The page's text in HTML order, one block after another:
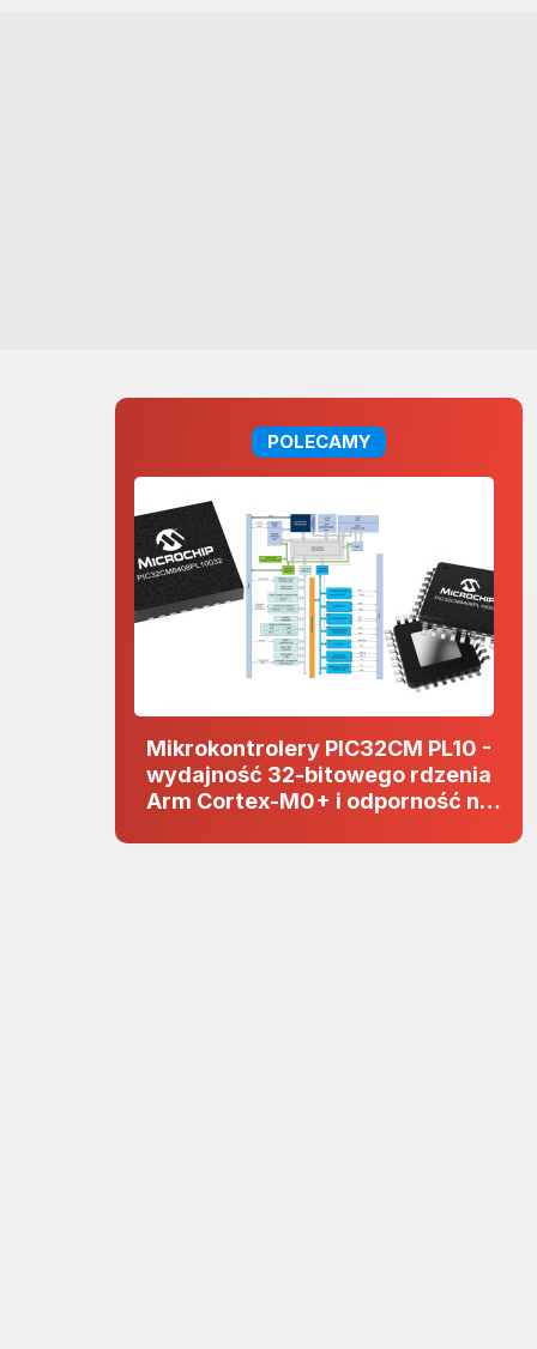
POLECAMY
Mikrokontrolery PIC32CM PL10 -
wydajność 32-bitowego rdzenia
Arm Cortex-M0+ i odporność na